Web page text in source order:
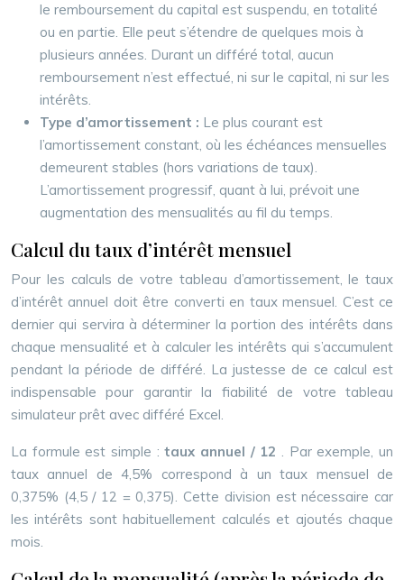
le remboursement du capital est suspendu, en totalité
ou en partie. Elle peut s’étendre de quelques mois à
plusieurs années. Durant un différé total, aucun
remboursement n’est effectué, ni sur le capital, ni sur les
intérêts.
Type d’amortissement : Le plus courant est
l’amortissement constant, où les échéances mensuelles
demeurent stables (hors variations de taux).
L’amortissement progressif, quant à lui, prévoit une
augmentation des mensualités au fil du temps.
Calcul du taux d’intérêt mensuel
Pour les calculs de votre tableau d’amortissement, le taux
d’intérêt annuel doit être converti en taux mensuel. C’est ce
dernier qui servira à déterminer la portion des intérêts dans
chaque mensualité et à calculer les intérêts qui s’accumulent
pendant la période de différé. La justesse de ce calcul est
indispensable pour garantir la fiabilité de votre tableau
simulateur prêt avec différé Excel.
La formule est simple :taux annuel / 12. Par exemple, un
taux annuel de 4,5% correspond à un taux mensuel de
0,375% (4,5 / 12 = 0,375). Cette division est nécessaire car
les intérêts sont habituellement calculés et ajoutés chaque
mois.